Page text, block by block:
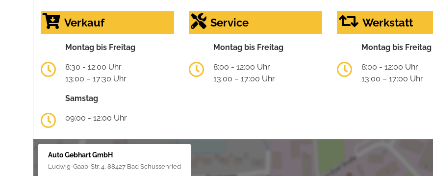
Verkauf
Montag bis Freitag
8:30 - 12:00 Uhr
13:00 – 17:30 Uhr
Samstag
09:00 - 12:00 Uhr
Service
Montag bis Freitag
8:00 - 12:00 Uhr
13:00 – 17:00 Uhr
Werkstatt
Montag bis Freitag
8:00 - 12:00 Uhr
13:00 – 17:00 Uhr
Auto Gebhart GmbH
Ludwig-Gaab-Str. 4, 88427 Bad Schussenried